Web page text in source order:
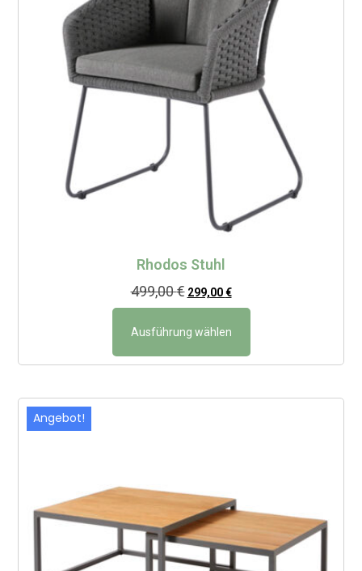
Rhodos Stuhl
499,00€ 299,00€
Ausführung wählen
Angebot!